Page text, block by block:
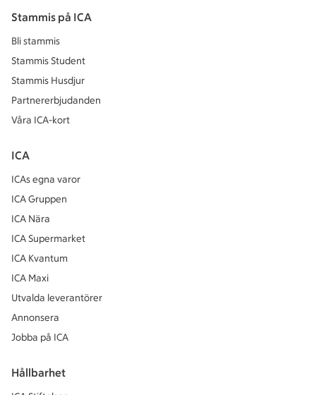
Stammis på ICA
Bli stammis
Stammis Student
Stammis Husdjur
Partnererbjudanden
Våra ICA-kort
ICA
ICAs egna varor
ICA Gruppen
ICA Nära
ICA Supermarket
ICA Kvantum
ICA Maxi
Utvalda leverantörer
Annonsera
Jobba på ICA
Hållbarhet